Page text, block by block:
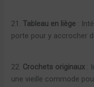
21. Tableau en liège :
porte pour y accrocher
22. Crochets originaux :
une vieille commode